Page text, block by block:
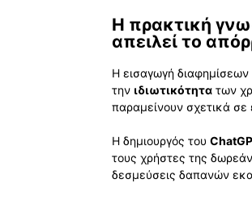
Η πρακτική
απειλεί το
Η εισαγωγή διαφημίσεων
την ιδιωτικότητα των
παραμείνουν σχετικά
Η δημιουργός του
τους χρήστες της
δεσμεύσεις δαπανών